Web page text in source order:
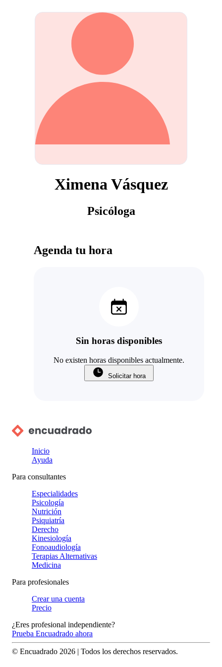
Ximena Vásquez
Psicóloga
Agenda tu hora
Sin horas disponibles
No existen horas disponibles actualmente.
Solicitar hora
Inicio
Ayuda
Para consultantes
Especialidades
Psicología
Nutrición
Psiquiatría
Derecho
Kinesiología
Fonoaudiología
Terapias Alternativas
Medicina
Para profesionales
Crear una cuenta
Precio
¿Eres profesional independiente?
Prueba Encuadrado ahora
© Encuadrado 2026 | Todos los derechos reservados.